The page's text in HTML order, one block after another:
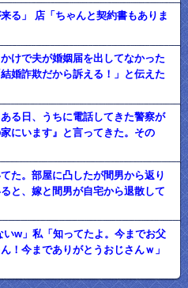
る」 店「ちゃんと契約書もありま
けで夫が婚姻届を出してなかった
婚詐欺だから訴える！」と伝えた
る日、うちに電話してきた警察が
にいます』と言ってきた。その
た。部屋に凸したが間男から返り
と、嫁と間男が自宅から退散して
いw」私「知ってたよ。今までお父
！今までありがとうおじさんｗ」